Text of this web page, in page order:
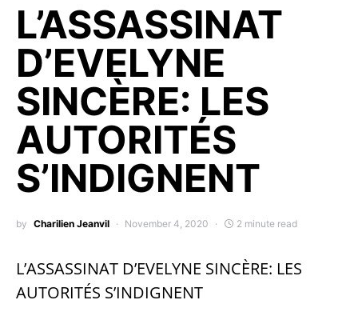
L’ASSASSINAT
D’EVELYNE
SINCÈRE: LES
AUTORITÉS
S’INDIGNENT
by Charilien Jeanvil November 4, 2020 2 minute read
L’ASSASSINAT D’EVELYNE SINCÈRE: LES
AUTORITÉS S’INDIGNENT